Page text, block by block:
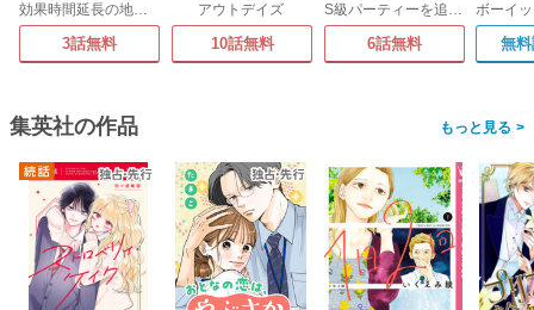
効果時間延長の地味スキル【継続】が【永続】に覚醒してバフ∞無双
3話無料
アウトデイズ
10話無料
S級パーティーを追放された料理人、最強バフ飯だった件
6話無料 無
集英社の作品 >